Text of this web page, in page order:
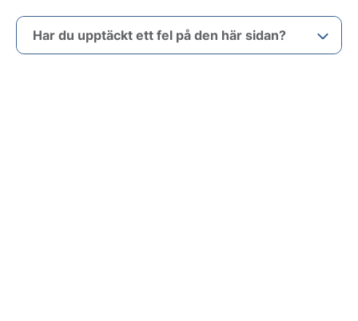
Har du upptäckt ett fel på den här sidan?